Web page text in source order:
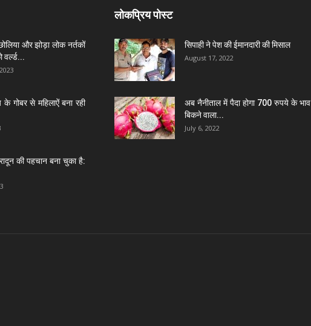
और झोड़ा लोक नर्तकों
वर्ल्ड...
गोबर से महिलाऐं बना रही
की पहचान बना चुका है:
लोकप्रिय पोस्ट
सिपाही ने पेश की ईमानदारी की मिसाल
August 17, 2022
अब नैनीताल में पैदा होगा 700 रुपये के भाव
बिकने वाला...
July 6, 2022